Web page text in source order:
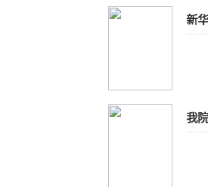
新
我